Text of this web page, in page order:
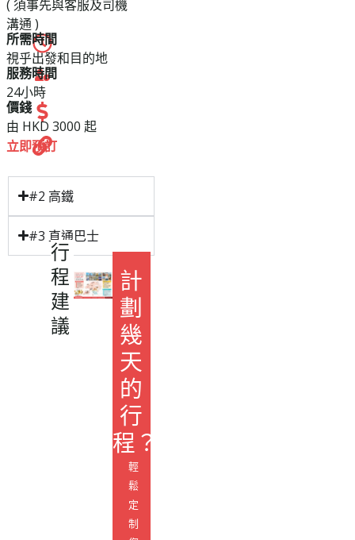
( 須事先與客服及司機
溝通 )
所需時間
視乎出發和目的地
服務時間
24小時
價錢
由 HKD 3000 起
立即預訂
#2 高鐵
#3 直通巴士
行
程
建
議
計
劃
幾
天
的
行
程？
輕
鬆
定
制